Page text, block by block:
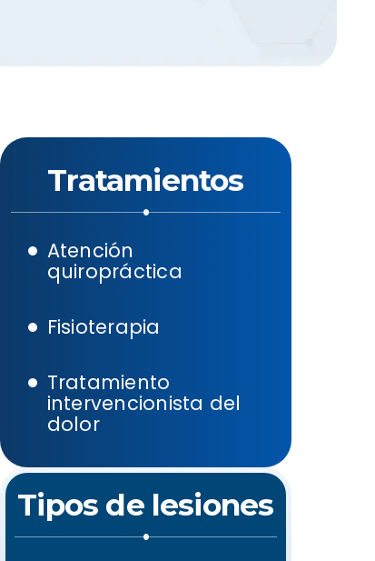
Tratamientos
Atención
quiropráctica
Fisioterapia
Tratamiento
intervencionista del
dolor
Tipos de lesiones